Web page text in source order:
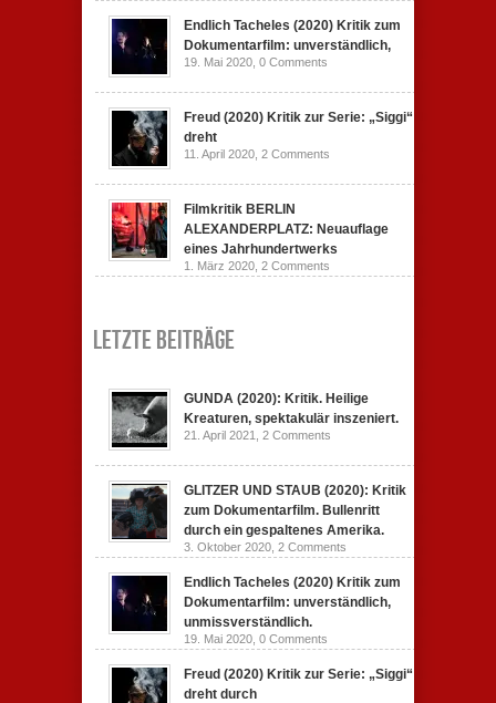
Endlich Tacheles (2020) Kritik zum
Dokumentarfilm: unverständlich,
19. Mai 2020, 0 Comments
Freud (2020) Kritik zur Serie: „Siggi“
dreht
11. April 2020, 2 Comments
Filmkritik BERLIN
ALEXANDERPLATZ: Neuauflage
eines Jahrhundertwerks
1. März 2020, 2 Comments
Letzte Beiträge
GUNDA (2020): Kritik. Heilige
Kreaturen, spektakulär inszeniert.
21. April 2021, 2 Comments
GLITZER UND STAUB (2020): Kritik
zum Dokumentarfilm. Bullenritt
durch ein gespaltenes Amerika.
3. Oktober 2020, 2 Comments
Endlich Tacheles (2020) Kritik zum
Dokumentarfilm: unverständlich,
unmissverständlich.
19. Mai 2020, 0 Comments
Freud (2020) Kritik zur Serie: „Siggi“
dreht durch